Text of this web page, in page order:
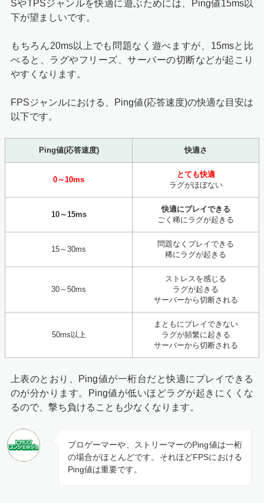
SやTPSジャンルを快適に遊ぶためには、Ping値15ms以
下が望ましいです。
もちろん20ms以上でも問題なく遊べますが、15msと比
べると、ラグやフリーズ、サーバーの切断などが起こり
やすくなります。
FPSジャンルにおける、Ping値(応答速度)の快適な目安は
以下です。
Ping値(応答速度) 快適さ
0～10ms
とても快適
ラグがほぼない
10～15ms
快適にプレイできる
ごく稀にラグが起きる
15～30ms
問題なくプレイできる
稀にラグが起きる
30～50ms
ストレスを感じる
ラグが起きる
サーバーから切断される
50ms以上
まともにプレイできない
ラグが頻繁に起きる
サーバーから切断される
上表のとおり、Ping値が一桁台だと快適にプレイできる
のが分かります。Ping値が低いほどラグが起きにくくな
るので、撃ち負けることも少なくなります。
プロゲーマーや、ストリーマーのPing値は一桁
の場合がほとんどです。それほどFPSにおける
Ping値は重要です。